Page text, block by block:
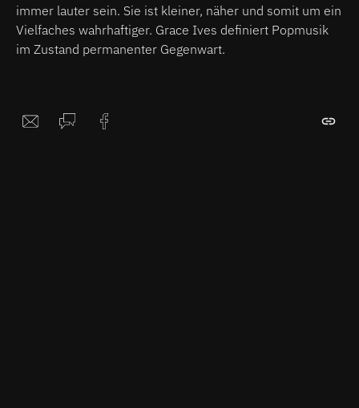
immer lauter sein. Sie ist kleiner, näher und somit um ein
Vielfaches wahrhaftiger. Grace Ives definiert Popmusik
im Zustand permanenter Gegenwart.